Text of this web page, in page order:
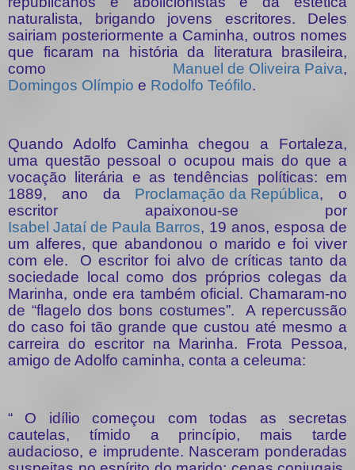
naturalista, brigando jovens escritores. Deles
sairiam posteriormente a Caminha, outros nomes
que ficaram na história da literatura brasileira,
como Manuel de Oliveira Paiva,
Domingos Olímpio e Rodolfo Teófilo.
Quando Adolfo Caminha chegou a Fortaleza,
uma questão pessoal o ocupou mais do que a
vocação literária e as tendências políticas: em
1889, ano da Proclamação da República, o
escritor apaixonou-se por
Isabel Jataí de Paula Barros, 19 anos, esposa de
um alferes, que abandonou o marido e foi viver
com ele.
O escritor foi alvo de críticas tanto da
sociedade local como dos próprios colegas da
Marinha, onde era também oficial. Chamaram-no
de “flagelo dos bons costumes”.
A repercussão
do caso foi tão grande que custou até mesmo a
carreira do escritor na Marinha. Frota Pessoa,
amigo de Adolfo caminha, conta a celeuma:
“ O idílio começou com todas as secretas
cautelas, tímido a princípio, mais tarde
audacioso, e imprudente. Nasceram ponderadas